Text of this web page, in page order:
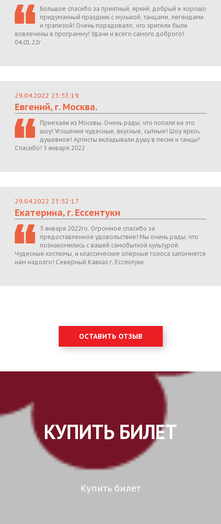
Большое спасибо за приятный, яркий, добрый и хорошо
придуманный праздник с музыкой, танцами, легендами
и трапезой! Очень порадовало, что зрители были
вовлечены в программу! Удачи и всего самого доброго!
04.01.22г
29.04.2022 23:53:19
Евгений, г. Москва.
Приехали из Москвы. Очень рады, что попали на это
шоу! Угощения чудесные, вкусные, сытные! Шоу яркое,
душевное! Артисты вкладывали душу в песни и танцы!
Спасибо! 5 января 2022
29.04.2022 23:52:17
Екатерина, г. Ессентуки
3 января 2022го. Огромное спасибо за
предоставленное удовольствие! Мы очень рады, что
познакомились с вашей самобытной культурой.
Чудесные костюмы, и классические оперные голоса запомнятся
нам надолго! Северный Кавказ г. Ессентуки.
ОСТАВИТЬ ОТЗЫВ
КУПИТЬ БИЛЕТ
Купить билет